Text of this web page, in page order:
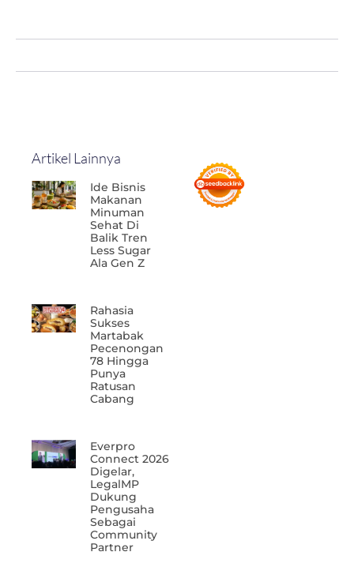
Artikel Lainnya
Ide Bisnis
Makanan
Minuman
Sehat Di
Balik Tren
Less Sugar
Ala Gen Z
Rahasia
Sukses
Martabak
Pecenongan
78 Hingga
Punya
Ratusan
Cabang
Everpro
Connect 2026
Digelar,
LegalMP
Dukung
Pengusaha
Sebagai
Community
Partner